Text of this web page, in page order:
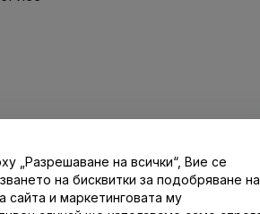
/ Свържете се с нас
„Разрешаване на всички“, Вие се
на бисквитки за подобряване на
сайта и маркетинговата му